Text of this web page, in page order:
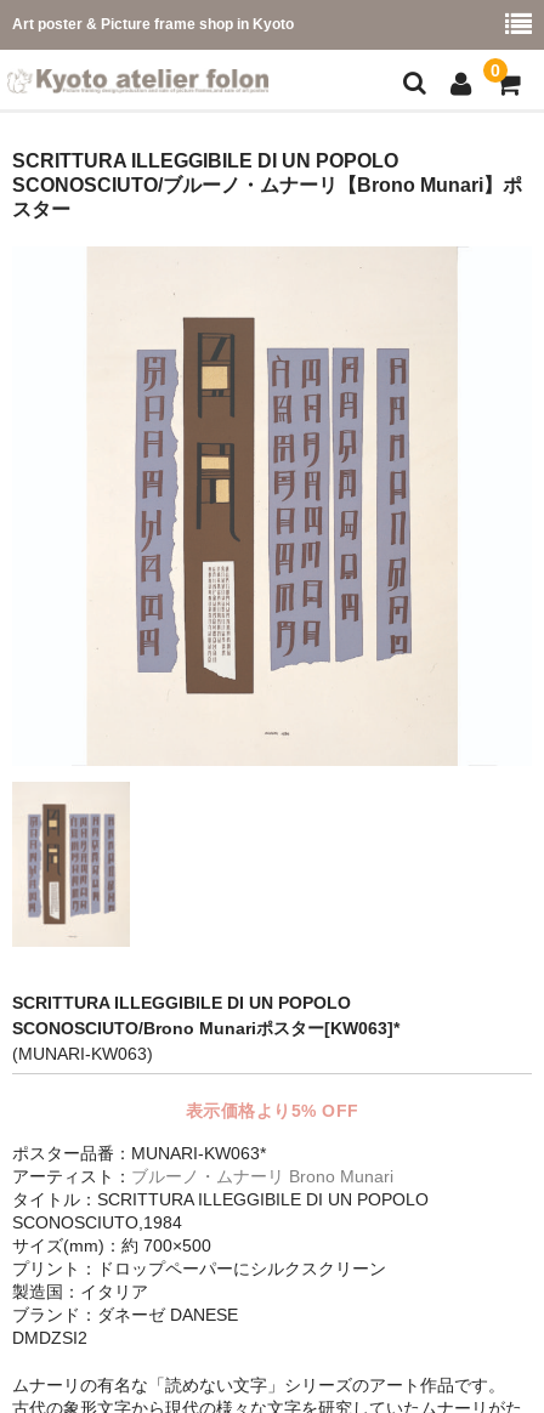
Art poster & Picture frame shop in Kyoto
0
フレーム一覧
カラー別
フレーム幅別
価格コード別
こどもさくひんフレーム
幅広マット付額縁フレーム-展覧会などに-
マット付額縁フレーム-おしゃれな空間に-
仕様変更
吊り金具＆ヒモセット
簡単スタンド
額装テープ
LP・CDフレーム
高級LPフレーム
シンプルLPフレームセット
CD紙ジャケフレーム
アートポスター
アートポスター一覧
Instagram紹介商品
SCRITTURA ILLEGGIBILE DI UN POPOLO
SCONOSCIUTO/ブルーノ・ムナーリ【Brono Munari】ポ
スター
SCRITTURA ILLEGGIBILE DI UN POPOLO
SCONOSCIUTO/Brono Munariポスター[KW063]*
(MUNARI-KW063)
表示価格より5% OFF
ポスター品番：MUNARI-KW063*
アーティスト： ブルーノ・ムナーリ Brono Munari
タイトル：SCRITTURA ILLEGGIBILE DI UN POPOLO
SCONOSCIUTO,1984
サイズ(mm)：約 700×500
プリント：ドロップペーパーにシルクスクリーン
製造国：イタリア
ブランド：ダネーゼ DANESE
DMDZSI2
ムナーリの有名な「読めない文字」シリーズのアート作品です。
古代の象形文字から現代の様々な文字を研究していたムナーリがた